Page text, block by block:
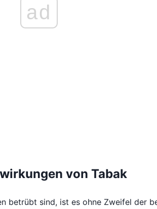
ad
von Tabak
betrübt sind, ist es ohne Zweifel der